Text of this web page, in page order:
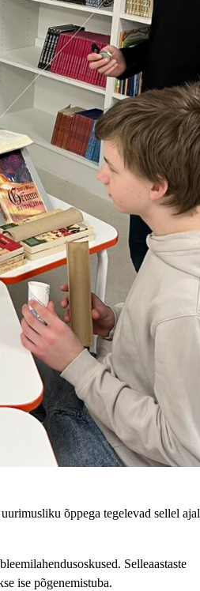
õppega tegelevad sellel ajal
Selleaastaste
ise põgenemistuba.